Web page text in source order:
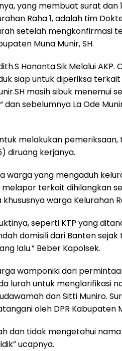
yang membuat surat dan
Raha 1, adalah tim
setelah mengkonfirmasi
Muna Munir, SH.
Hananta.Sik.Melalui AKP.
siap untuk diperiksa
masih sibuk menemui
dan sebelumnya La Ode
melakukan
diruang kerjanya.
warga yang mengaduh
terkait dihilangkan
warga Kelurahan
seperti KTP yang
domisili dari Banten sejak
lalu.” Beber Kapolsek.
wamponiki dari
lurah untuk menglarifikasi
dan Sitti Muniro.
oleh DPR Kabupaten
dan tidak mengetahui
ucapnya.